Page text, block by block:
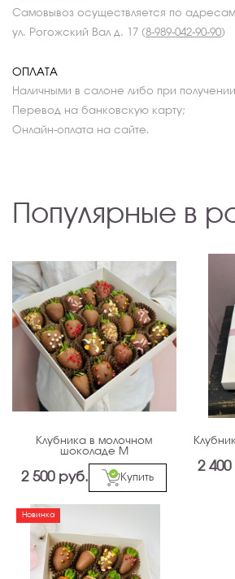
Самовывоз осуществляется по
ул. Рогожский Вал д. 17 (8-989-042-90-90)
ОПЛАТА
Наличными в салоне либо при
Перевод на банковскую карту;
Онлайн-оплата на сайте.
Популярные в
Клубника в молочном
шоколаде М
2 500 руб. Купить
2
Новинка